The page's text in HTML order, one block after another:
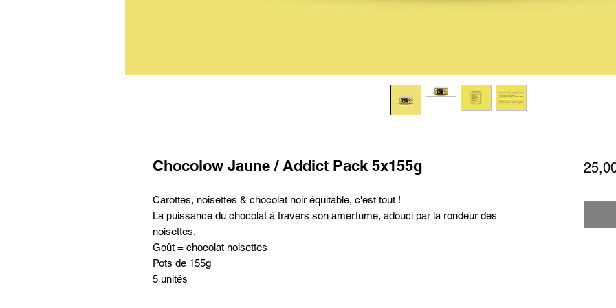
Chocolow Jaune / Addict Pack 5x155g
Carottes, noisettes & chocolat noir équitable, c'est tout !
La puissance du chocolat à travers son amertume, adouci par la rondeur des
noisettes.
Goût = chocolat noisettes
Pots de 155g
5 unités